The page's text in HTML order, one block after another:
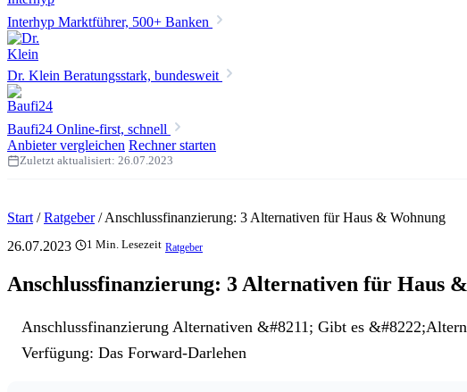
Interhyp Marktführer, 500+ Banken
Dr. Klein Beratungsstark, bundesweit
Baufi24 Online-first, schnell
Anbieter vergleichen Rechner starten
Zuletzt aktualisiert: 26.07.2023
Start / Ratgeber / Anschlussfinanzierung: 3 Alternativen für Haus & Wohnung
26.07.2023
1 Min. Lesezeit Ratgeber
Anschlussfinanzierung: 3 Alternativen für Haus
Anschlussfinanzierung Alternativen &#8211; Gibt es
Verfügung: Das Forward-Darlehen